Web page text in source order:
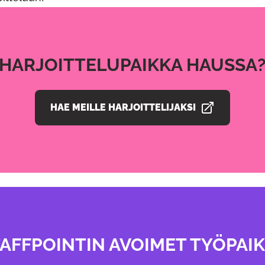
HAUSSA?
HAE MEILLE HARJOITTELIJAKSI
AVAUTUU UUDESSA VÄLILEHDESSÄ
AVOIMET